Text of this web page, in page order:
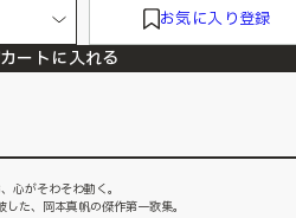
お気に入り登録
カートに入れる
心がそわそわ動く。
た、岡本真帆の傑作第一歌集。